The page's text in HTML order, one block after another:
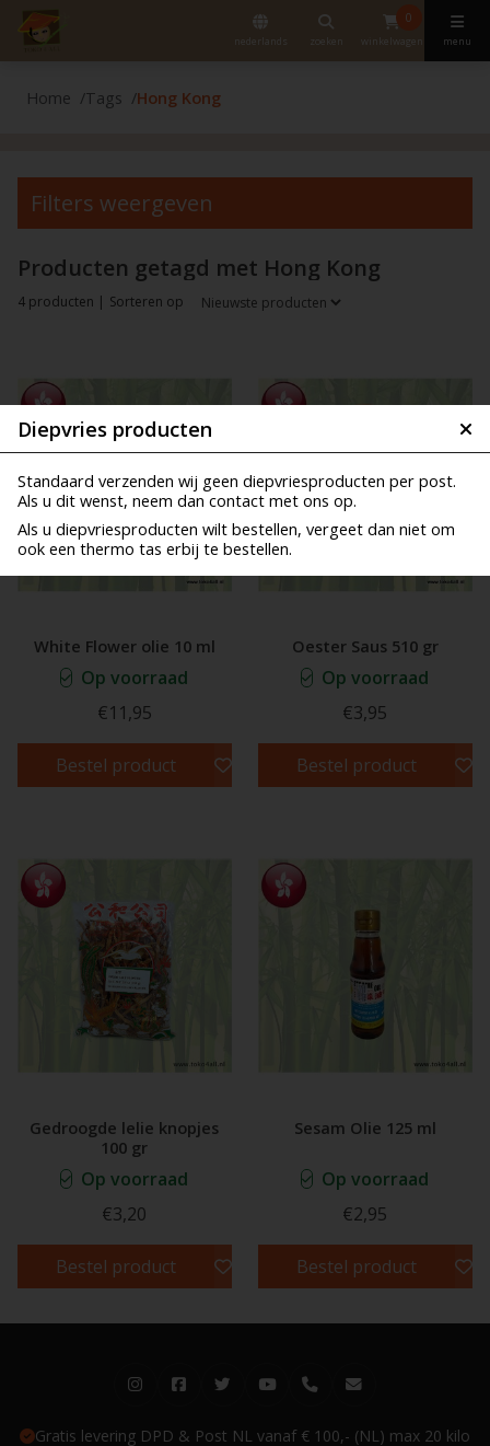
nederlands zoeken
0
winkelwagen menu
Diepvries producten
Standaard verzenden wij geen diepvriesproducten per post.
Als u dit wenst, neem dan contact met ons op.
Als u diepvriesproducten wilt bestellen, vergeet dan niet om
ook een thermo tas erbij te bestellen.
Home Tags Hong Kong
Filters weergeven
Producten getagd met Hong Kong
4 producten | Sorteren op
White Flower olie 10 ml
Op voorraad
€11,95
Bestel product
Oester Saus 510 gr
Op voorraad
€3,95
Bestel product
Gedroogde lelie knopjes
100 gr
Op voorraad
€3,20
Bestel product
Sesam Olie 125 ml
Op voorraad
€2,95
Bestel product
Gratis levering DPD & Post NL vanaf € 100,- (NL) max 20 kilo